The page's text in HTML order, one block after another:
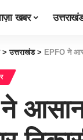
खबर
>उत्तराखंड> EPFO ने
आसान